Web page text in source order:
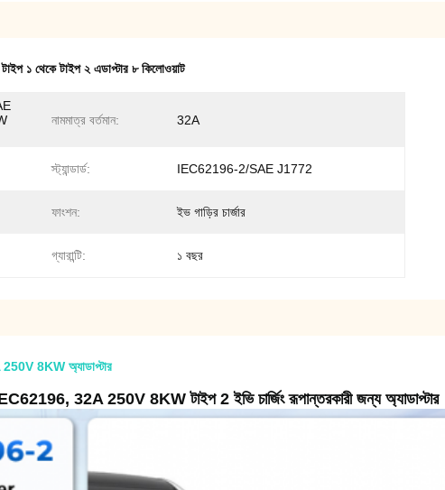
১ থেকে টাইপ ২ এডাপ্টার ৮ কিলোওয়াট
নামমাত্র বর্তমান: 32A
স্ট্যান্ডার্ড: IEC62196-2/SAE J1772
ফাংশন: ইভ গাড়ির চার্জার
গ্যারান্টি: ১ বছর
250V 8KW অ্যাডাপ্টার
32A 250V 8KW টাইপ 2 ইভি চার্জিং রূপান্তরকারী জন্য অ্যাডাপ্টার